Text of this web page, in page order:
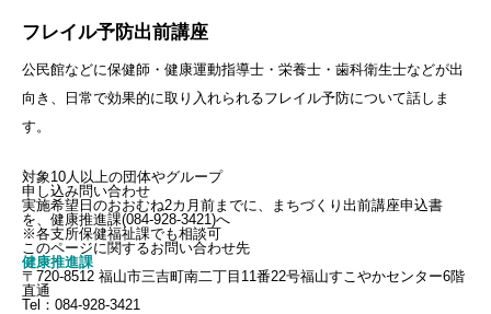
フレイル予防出前講座
公民館などに保健師・健康運動指導士・栄養士・歯科衛生士などが出
向き、日常で効果的に取り入れられるフレイル予防について話しま
す。
対象 10人以上の団体やグループ
申し込み問い合わせ
実施希望日のおおむね2カ月前までに、まちづくり出前講座申込書
を、健康推進課(084-928-3421)へ
※各支所保健福祉課でも相談可
このページに関するお問い合わせ先
健康推進課
〒720-8512 福山市三吉町南二丁目11番22号福山すこやかセンター6階
直通
Tel：084-928-3421